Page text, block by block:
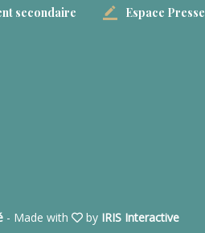
secondaire Espace Presse
- Made with by IRIS Interactive